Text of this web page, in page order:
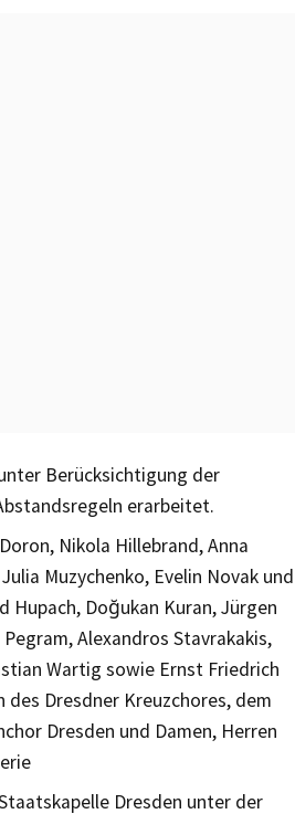
Berücksichtigung der
erarbeitet.
Nikola Hillebrand, Anna
Muzychenko, Evelin Novak und
Hupach, Doğukan Kuran, Jürgen
Pegram, Alexandros Stavrakakis,
Wartig sowie Ernst Friedrich
Dresdner Kreuzchores, dem
Dresden und Damen, Herren
Dresden unter der